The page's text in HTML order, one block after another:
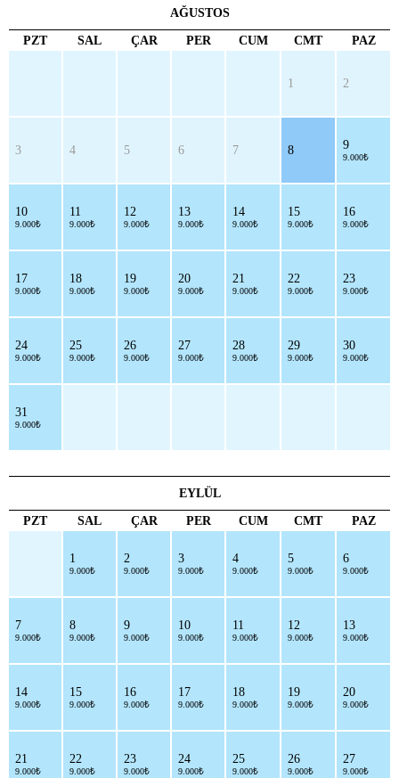
AĞUSTOS
PZT
SAL ÇAR PER CUM CMT PAZ
1 2
3 4 5 6 7 8 9
9.000₺
10
9.000₺
11
9.000₺
12
9.000₺
13
9.000₺
14
9.000₺
15
9.000₺
16
9.000₺
17
9.000₺
18
9.000₺
19
9.000₺
20
9.000₺
21
9.000₺
22
9.000₺
23
9.000₺
24
9.000₺
25
9.000₺
26
9.000₺
27
9.000₺
28
9.000₺
29
9.000₺
30
9.000₺
31
9.000₺
EYLÜL
PZT
SAL ÇAR PER CUM CMT PAZ
1
9.000₺
2
9.000₺
3
9.000₺
4
9.000₺
5
9.000₺
6
9.000₺
7
9.000₺
8
9.000₺
9
9.000₺
10
9.000₺
11
9.000₺
12
9.000₺
13
9.000₺
14
9.000₺
15
9.000₺
16
9.000₺
17
9.000₺
18
9.000₺
19
9.000₺
20
9.000₺
21
9.000₺
22
9.000₺
23
9.000₺
24
9.000₺
25
9.000₺
26
9.000₺
27
9.000₺